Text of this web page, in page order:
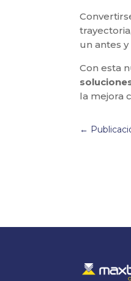
un antes
Con esta
la mejora
←